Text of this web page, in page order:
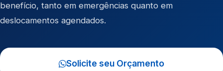
benefício, tanto em emergências quanto em
deslocamentos agendados.
Solicite seu Orçamento